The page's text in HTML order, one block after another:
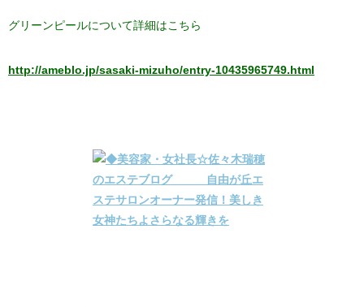
グリーンピールについて詳細はこちら
http://ameblo.jp/sasaki-mizuho/entry-10435965749.html